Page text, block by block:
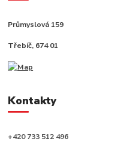
Průmyslová 159
Třebíč, 674 01
Kontakty
+420 733 512 496